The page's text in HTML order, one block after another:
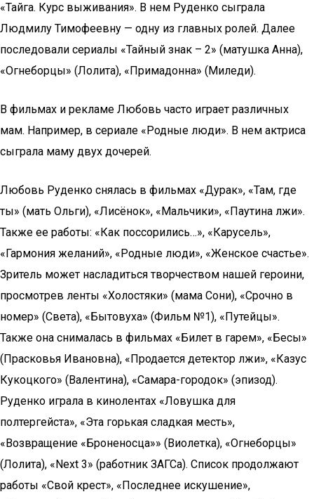
«Тайга. Курс выживания». В нем Руденко сыграла
Людмилу Тимофеевну — одну из главных ролей. Далее
последовали сериалы «Тайный знак – 2» (матушка Анна),
«Огнеборцы» (Лолита), «Примадонна» (Миледи).
В фильмах и рекламе Любовь часто играет различных
мам. Например, в сериале «Родные люди». В нем актриса
сыграла маму двух дочерей.
Любовь Руденко снялась в фильмах «Дурак», «Там, где
ты» (мать Ольги), «Лисёнок», «Мальчики», «Паутина лжи».
Также ее работы: «Как поссорились…», «Карусель»,
«Гармония желаний», «Родные люди», «Женское счастье».
Зритель может насладиться творчеством нашей героини,
просмотрев ленты «Холостяки» (мама Сони), «Срочно в
номер» (Света), «Бытовуха» (Фильм №1), «Путейцы».
Также она снималась в фильмах «Билет в гарем», «Бесы»
(Прасковья Ивановна), «Продается детектор лжи», «Казус
Кукоцкого» (Валентина), «Самара-городок» (эпизод).
Руденко играла в кинолентах «Ловушка для
полтергейста», «Эта горькая сладкая месть»,
«Возвращение «Броненосца»» (Виолетка), «Огнеборцы»
(Лолита), «Next 3» (работник ЗАГСа). Список продолжают
работы «Свой крест», «Последнее искушение»,